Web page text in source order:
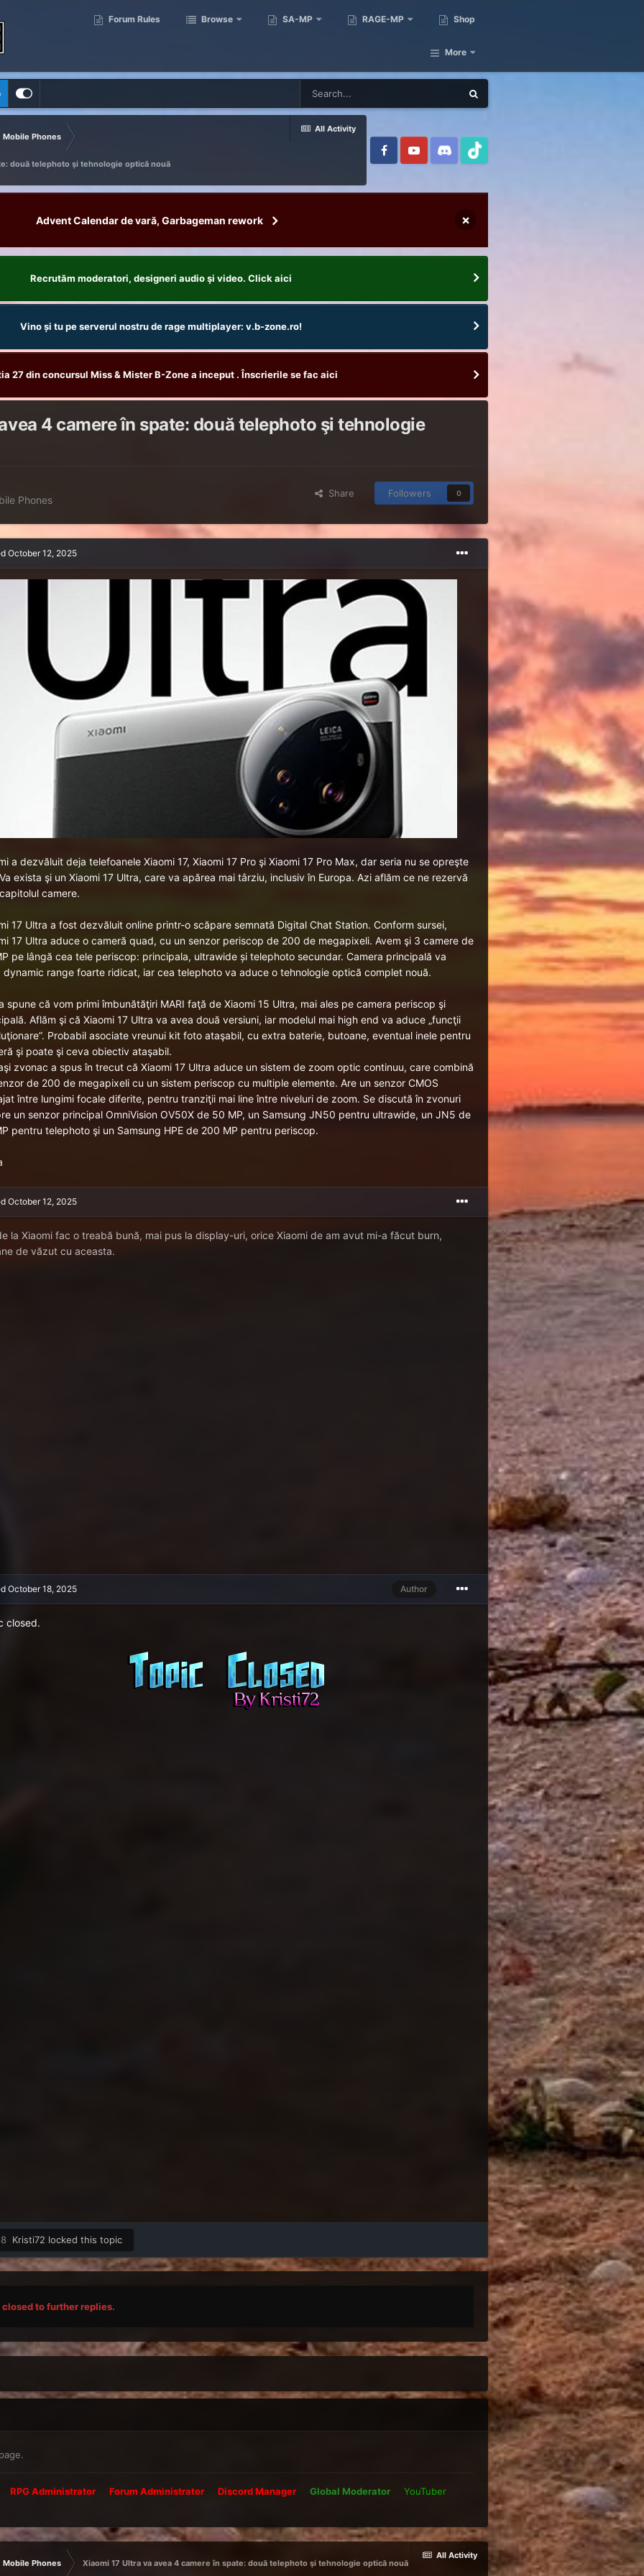
Forum Rules Browse SA-MP RAGE-MP Shop
More
All Activity
Mobile Phones
două telephoto şi tehnologie optică nouă
Advent Calendar de vară, Garbageman rework ×
Recrutăm moderatori, designeri audio şi video. Click aici
Vino și tu pe serverul nostru de rage multiplayer: v.b-zone.ro!
27 din concursul Miss & Mister B-Zone a inceput . Înscrierile se fac aici
4 camere în spate: două telephoto şi tehnologie
Phones
Share Followers 0
October 12, 2025
a dezvăluit deja telefoanele Xiaomi 17, Xiaomi 17 Proşi Xiaomi 17 Pro Max, dar seria nu se opreşte
exista şi un Xiaomi 17 Ultra, care va apărea mai târziu, inclusiv în Europa. Azi aflăm ce ne rezervă
camere.
17 Ultra a fost dezvăluit online printr-o scăpare semnată Digital Chat Station. Conform sursei,
17 Ultra aduce o cameră quad, cu un senzor periscop de 200 de megapixeli. Avem şi 3 camere de
pe lângă cea tele periscop: principala, ultrawide și telephoto secundar. Camera principală va
dynamic range foarte ridicat, iar cea telephoto va aduce o tehnologie optică complet nouă.
spunecă vom primi îmbunătăţiri MARI faţă de Xiaomi 15 Ultra, mai ales pe camera periscop şi
Aflăm şi că Xiaomi 17 Ultra va avea două versiuni, iar modelul mai high end va aduce „funcţii
Probabil asociate vreunui kit foto ataşabil, cu extra baterie, butoane, eventual inele pentru
şi poate şi ceva obiectiv ataşabil.
zvonac a spus în trecut că Xiaomi 17 Ultra aduce un sistem de zoom optic continuu, care combină
de 200 de megapixeli cu un sistem periscop cu multiple elemente. Are un senzor CMOS
între lungimi focale diferite, pentru tranziţii mai line între niveluri de zoom. Se discută în zvonuri
un senzor principal OmniVision OV50X de 50 MP, un Samsung JN50 pentru ultrawide, un JN5 de
pentru telephoto şi un Samsung HPE de 200 MP pentru periscop.
October 12, 2025
la Xiaomi fac o treabă bună, mai pus la display-uri, orice Xiaomi de am avut mi-a făcut burn,
de văzut cu aceasta.
Author
October 18, 2025
closed.
Kristi72 locked this topic
to further replies.
RPG Administrator Forum Administrator Discord Manager Global Moderator YouTuber
All Activity
Mobile Phones Xiaomi 17 Ultra va avea 4 camere în spate: două telephoto şi tehnologie optică nouă